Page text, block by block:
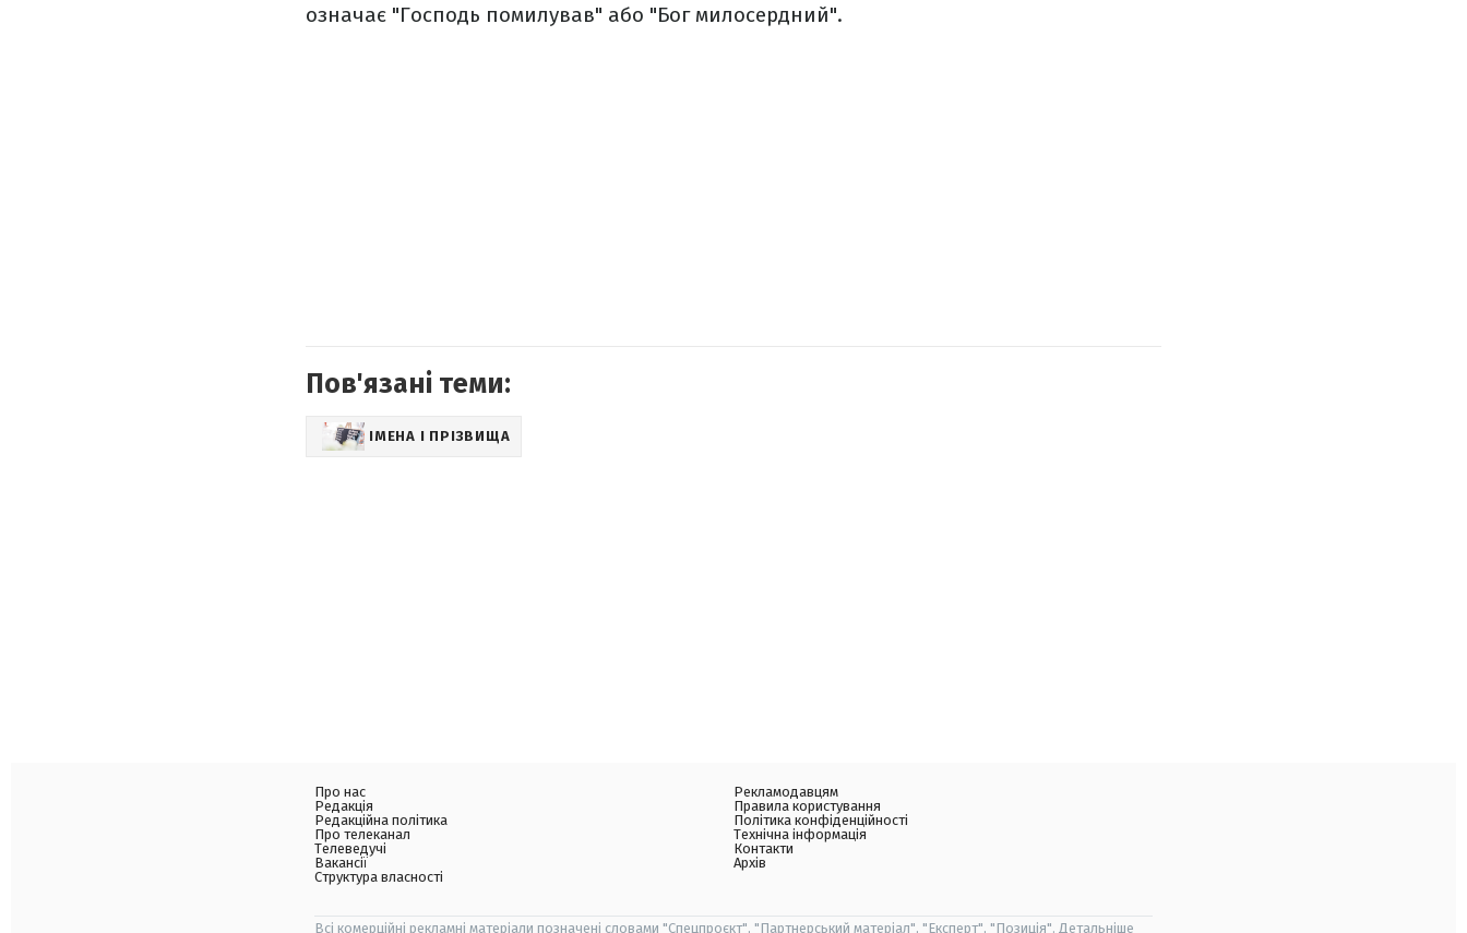
означає "Господь помилував" або "Бог милосердний".
Пов'язані теми:
ІМЕНА І ПРІЗВИЩА
Про нас
Редакція
Редакційна політика
Про телеканал
Телеведучі
Вакансії
Структура власності
Рекламодавцям
Правила користування
Політика конфіденційності
Технічна інформація
Контакти
Архів
Всі комерційні рекламні матеріали позначені словами "Спецпроєкт", "Партнерський матеріал", "Експерт", "Позиція". Детальніше